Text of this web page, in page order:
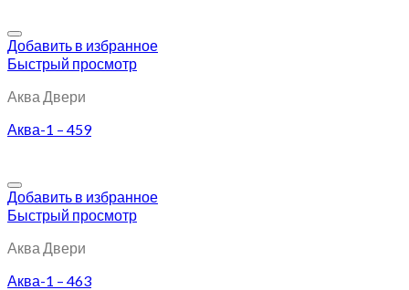
Добавить в избранное
Быстрый просмотр
Аква Двери
Аква-1 – 459
Добавить в избранное
Быстрый просмотр
Аква Двери
Аква-1 – 463